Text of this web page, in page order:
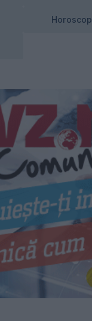
Horoscop